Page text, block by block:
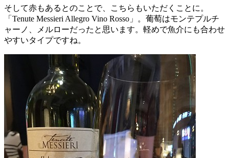
そして赤もあるとのことで、こちらもいただくことに。
「Tenute Messieri Allegro Vino Rosso」。葡萄はモンテプルチ
ャーノ、メルローだったと思います。軽めで魚介にも合わせ
やすいタイプですね。